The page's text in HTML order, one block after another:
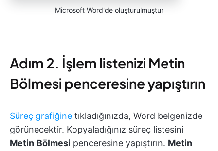
Microsoft Word'de oluşturulmuştur
Adım 2. İşlem listenizi Metin
Bölmesi penceresine yapıştırın
Süreç grafiğine tıkladığınızda, Word belgenizde
görünecektir. Kopyaladığınız süreç listesini
Metin Bölmesi penceresine yapıştırın. Metin